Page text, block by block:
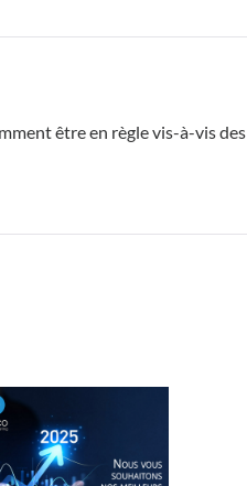
être en règle vis-à-vis